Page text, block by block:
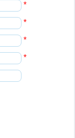
*
*
*
*